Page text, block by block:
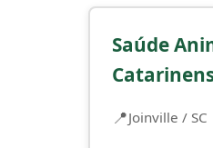
Saúde
Joinville / SC